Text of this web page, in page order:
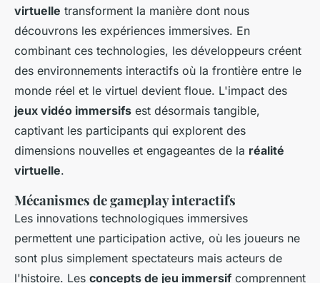
virtuelle transforment la manière dont nous
découvrons les expériences immersives. En
combinant ces technologies, les développeurs créent
des environnements interactifs où la frontière entre le
monde réel et le virtuel devient floue. L'impact des
jeux vidéo immersifs est désormais tangible,
captivant les participants qui explorent des
dimensions nouvelles et engageantes de la réalité
virtuelle.
Mécanismes de gameplay interactifs
Les innovations technologiques immersives
permettent une participation active, où les joueurs ne
sont plus simplement spectateurs mais acteurs de
l'histoire. Les concepts de jeu immersif comprennent